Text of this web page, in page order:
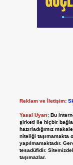
Reklam ve İletişim:
Yasal Uyarı: Bu
şirketi ile hiçbir
hazırladığımız
niteliği taşımamakta
yapılmamaktadır.
tesadüfidir.
taşımazlar.